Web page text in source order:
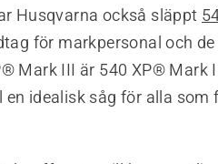
Husqvarna också släppt
för markpersonal och
Mark III är 540 XP® Mark
idealisk såg för alla som